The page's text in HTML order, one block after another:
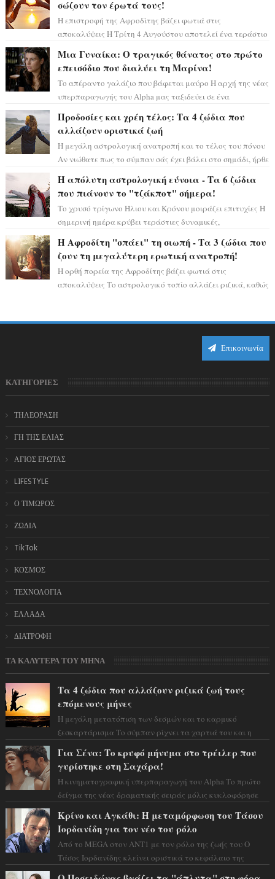
σώζουν τον έρωτά τους!
Η επιστροφή της Αφροδίτης βάζει φωτιά στις
αποκαλύψεις Η Τρίτη 4 Αυγούστου αποτελεί ένα τεράστιο
Μια Γυναίκα: Ο τραγικός θάνατος στο πρώτο
επεισόδιο που διαλύει τη Μαρίνα!
Το απέραντο γαλάζιο που βάφεται μαύρο Η αρχή της νέας
υπερπαραγωγής του Alpha μας ταξιδεύει σε ένα
Προδοσίες και χρέη τέλος: Τα 4 ζώδια που
αλλάζουν οριστικά ζωή
Η μεγάλη αστρολογική ανατροπή και το τέλος του πόνου
Αν νιώθατε πως το σύμπαν σάς έχει βάλει στο σημάδι, ήρθε
Η απόλυτη αστρολογική εύνοια - Τα 6 ζώδια
που πιάνουν το "τζάκποτ" σήμερα!
Το χρυσό τρίγωνο Ήλιου και Κρόνου μοιράζει επιτυχίες Η
σημερινή ημέρα κρύβει τεράστιες δυναμικές,
Η Αφροδίτη "σπάει" τη σιωπή - Τα 3 ζώδια που
ζουν τη μεγαλύτερη ερωτική ανατροπή!
Η ορθή πορεία της Αφροδίτης βάζει φωτιά στις
αποκαλύψεις Το αστρολογικό τοπίο αλλάζει ριζικά, καθώς
Επικοινωνία
ΚΑΤΗΓΟΡΙΕΣ
ΤΗΛΕΟΡΑΣΗ
ΓΗ ΤΗΣ ΕΛΙΑΣ
ΑΓΙΟΣ ΕΡΩΤΑΣ
LIFESTYLE
Ο ΤΙΜΩΡΟΣ
ΖΩΔΙΑ
TikTok
ΚΟΣΜΟΣ
ΤΕΧΝΟΛΟΓΙΑ
ΕΛΛΑΔΑ
ΔΙΑΤΡΟΦΗ
ΤΑ ΚΑΛΥΤΕΡΑ ΤΟΥ ΜΗΝΑ
Τα 4 ζώδια που αλλάζουν ριζικά ζωή τους
επόμενους μήνες
Η μεγάλη μετατόπιση των δεσμών και το καρμικό
ξεσκαρτάρισμα Το σύμπαν ρίχνει τα χαρτιά του και η
Για Σένα: Το κρυφό μήνυμα στο τρέιλερ που
γυρίστηκε στη Σαχάρα!
Η κινηματογραφική υπερπαραγωγή του Alpha Το πρώτο
δείγμα της νέας δραματικής σειράς μόλις κυκλοφόρησε
Κρίνο και Αγκάθι: Η μεταμόρφωση του Τάσου
Ιορδανίδη για τον νέο του ρόλο
Από το MEGA στον ΑΝΤ1 με τον ρόλο της ζωής του Ο
Τάσος Ιορδανίδης κλείνει οριστικά το κεφάλαιο της